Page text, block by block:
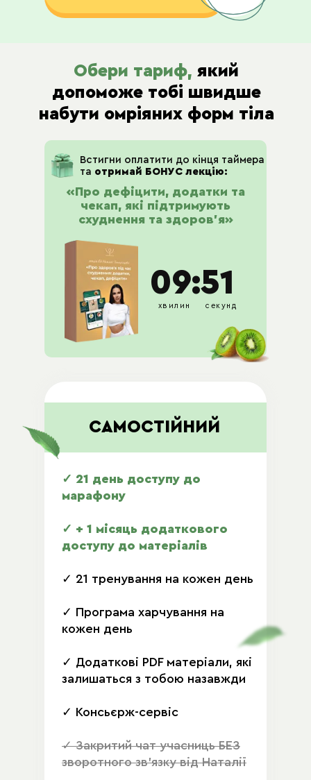
хвилин секунд
09:50
Встигни оплатити до кінця таймера
та отримай БОНУС лекцію:
«Про дефіцити, додатки та
чекап, які підтримують
схуднення та здоров’я»
Обери тариф, який
допоможе тобі швидше
набути омріяних форм тіла
✓ 21 день доступу до
марафону
✓ + 1 місяць додаткового
доступу до матеріалів
✓ 21 тренування на кожен день
✓ Програма харчування на
кожен день
✓ Додаткові PDF матеріали, які
залишаться з тобою назавжди
✓ Консьєрж-сервіс
✓ Закритий чат учасниць БЕЗ
зворотного зв'язку від Наталії
САМОСТІЙНИЙ